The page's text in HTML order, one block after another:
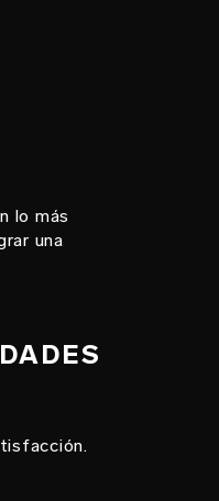
lo más
una